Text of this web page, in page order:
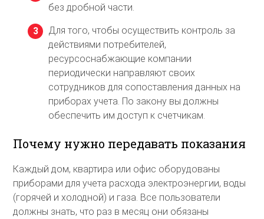
без дробной части.
Для того, чтобы осуществить контроль за
действиями потребителей,
ресурсоснабжающие компании
периодически направляют своих
сотрудников для сопоставления данных на
приборах учета. По закону вы должны
обеспечить им доступ к счетчикам.
Почему нужно передавать показания
Каждый дом, квартира или офис оборудованы
приборами для учета расхода электроэнергии, воды
(горячей и холодной) и газа. Все пользователи
должны знать, что раз в месяц они обязаны